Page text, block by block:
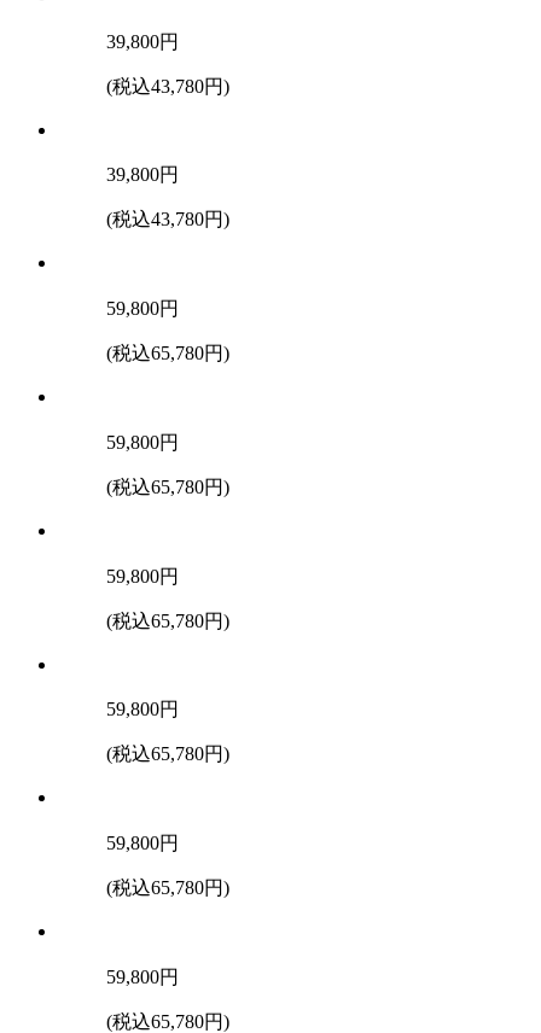
39,800円
(税込43,780円)
39,800円
(税込43,780円)
59,800円
(税込65,780円)
59,800円
(税込65,780円)
59,800円
(税込65,780円)
59,800円
(税込65,780円)
59,800円
(税込65,780円)
59,800円
(税込65,780円)